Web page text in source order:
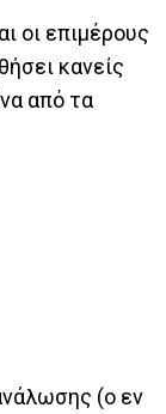
οι επιμέρους
κανείς
από τα
(ο εν